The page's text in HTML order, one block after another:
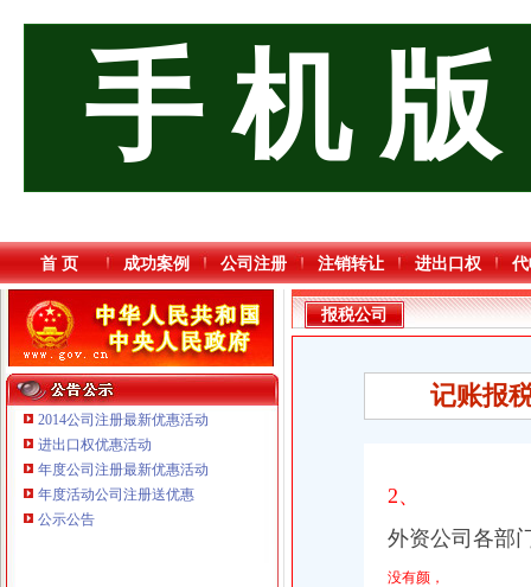
手 机 版
首 页 成功案例 公司注册 注销转让 进出口权
2014公司注册最新优惠活动
进出口权优惠活动
年度公司注册最新优惠活动
年度活动公司注册送优惠
公示公告
重庆鸽牌电线电缆有限公司 渝北10010万 (进出口权)
重庆宝鹰汽车销售有限公司
报税公司
记账报
2、
外资公司各部
没有颜，